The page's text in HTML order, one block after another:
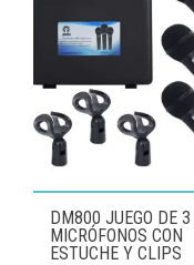
DM800 JUEGO DE 3
MICRÓFONOS CON
ESTUCHE Y CLIPS